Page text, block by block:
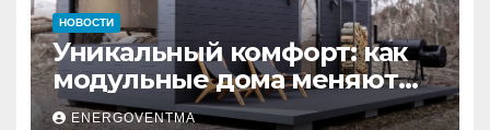
НОВОСТИ
Уникальный комфорт: как
модульные дома меняют
глэмпинг
ENERGOVENTMA